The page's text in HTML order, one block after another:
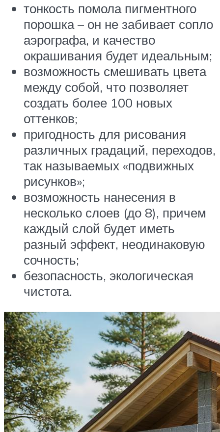
тонкость помола пигментного
порошка – он не забивает сопло
аэрографа, и качество
окрашивания будет идеальным;
возможность смешивать цвета
между собой, что позволяет
создать более 100 новых
оттенков;
пригодность для рисования
различных градаций, переходов,
так называемых «подвижных
рисунков»;
возможность нанесения в
несколько слоев (до 8), причем
каждый слой будет иметь
разный эффект, неодинаковую
сочность;
безопасность, экологическая
чистота.